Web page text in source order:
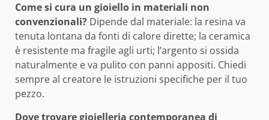
Come si cura un gioiello in materiali non
convenzionali? Dipende dal materiale: la resina va
tenuta lontana da fonti di calore dirette; la ceramica
è resistente ma fragile agli urti; l’argento si ossida
naturalmente e va pulito con panni appositi. Chiedi
sempre al creatore le istruzioni specifiche per il tuo
pezzo.
Dove trovare gioielleria contemporanea di